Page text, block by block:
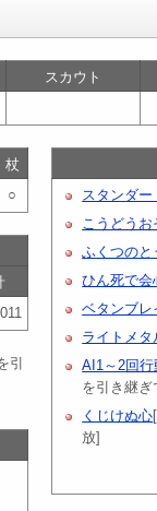
スカウト
杖
○
引
スタンダー
こうどうお
ふくつのと
ひん死で会
ベタンブレ
ライトメタ
AI1～2回行
を引き継ぎ
くじけぬ心
放]